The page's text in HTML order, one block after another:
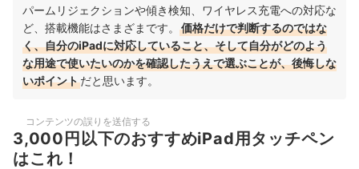
パームリジェクションや傾き検知、ワイヤレス充電への対応な
ど、搭載機能はさまざまです。
価格だけで判断するのではな
く、自分のiPadに対応していること、そして自分がどのよう
な用途で使いたいのかを確認したうえで選ぶことが、後悔しな
いポイントだと思います。
コンテンツの誤りを送信する
3,000円以下のおすすめiPad用タッチペン
はこれ！